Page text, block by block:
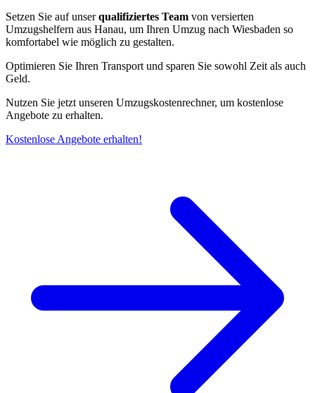
Setzen Sie auf unserqualifiziertes Team von versierten
Umzugshelfern aus Hanau, um Ihren Umzug nach Wiesbaden so
komfortabel wie möglich zu gestalten.
Optimieren Sie Ihren Transport und sparen Sie sowohl Zeit als auch
Geld.
Nutzen Sie jetzt unseren Umzugskostenrechner, um kostenlose
Angebote zu erhalten.
Kostenlose Angebote erhalten!